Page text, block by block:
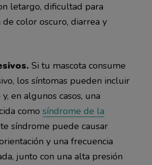
letargo, dificultad para
de color oscuro, diarrea y
Si tu mascota consume
los síntomas pueden incluir
en algunos casos, una
como síndrome de la
síndrome puede causar
y una frecuencia
junto con una alta presión